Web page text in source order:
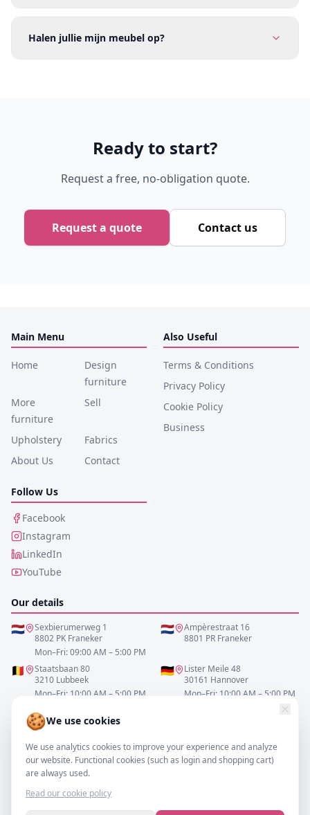
Halen jullie mijn meubel op?
Ready to start?
Request a free, no-obligation quote.
Request a quote Contact us
🍪We use cookies
We use analytics cookies to improve your experience and analyze
our website. Functional cookies (such as login and shopping cart)
are always used.
Read our cookie policy
Main Menu
Home
Design
furniture
More
furniture
Sell
Upholstery
Fabrics
About Us
Contact
Also Useful
Terms & Conditions
Privacy Policy
Cookie Policy
Business
Follow Us
Facebook
Instagram
LinkedIn
YouTube
Our details
🇳🇱
Sexbierumerweg 1
8802 PK Franeker
Mon–Fri: 09:00 AM – 5:00 PM
🇳🇱
Ampèrestraat 16
8801 PR Franeker
🇧🇪
Staatsbaan 80
3210 Lubbeek
Mon–Fri: 10:00 AM – 5:00 PM
🇩🇪
Lister Meile 48
30161 Hannover
Mon–Fri: 10:00 AM – 5:00 PM
0517-700521
info@resofa.nl